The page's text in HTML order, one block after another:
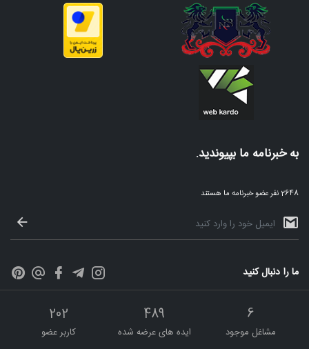
به خبرنامه ما بپیوندید.
2648 نفر عضو خبرنامه ما هستند
ما را دنبال کنید
202
کاربر عضو
489
ایده های عرضه شده
6
مشاغل موجود